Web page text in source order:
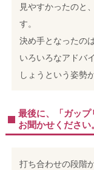
見やすかったのと
す。
決め手となったの
いろいろなアドバ
しょうという姿勢
最後に、「ガッ
お聞かせください
打ち合わせの段階